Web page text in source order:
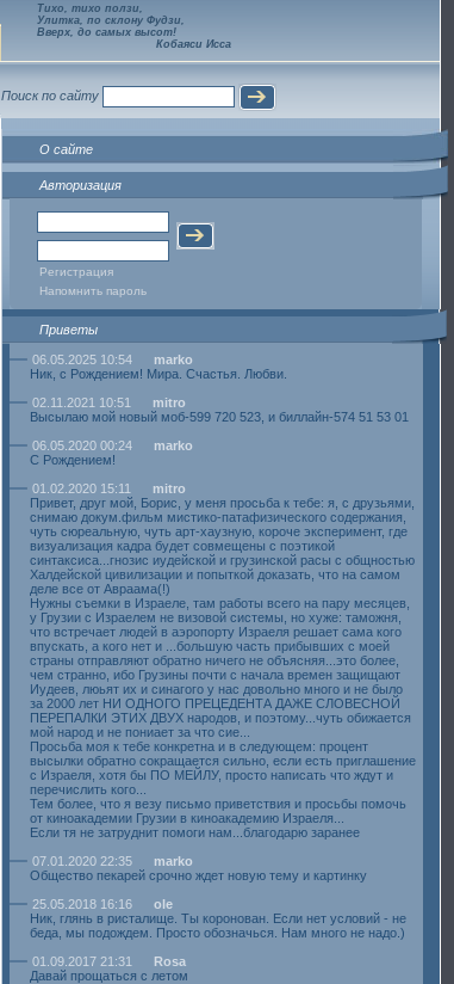
Тихо, тихо ползи,
Улитка, по склону Фудзи,
Вверх, до самых высот!
Кобаяси Исса
Поиск по сайту
О сайте
Авторизация
Регистрация
Напомнить пароль
Приветы
06.05.2025 10:54
marko
Ник, с Рождением! Мира. Счастья. Любви.
02.11.2021 10:51
mitro
Высылаю мой новый моб-599 720 523, и биллайн-574 51 53 01
06.05.2020 00:24
marko
С Рождением!
01.02.2020 15:11
mitro
Привет, друг мой, Борис, у меня просьба к тебе: я, с друзьями,
снимаю докум.фильм мистико-патафизического содержания,
чуть сюреальную, чуть арт-хаузную, короче эксперимент, где
визуализация кадра будет совмещены с поэтикой
синтаксиса...гнозис иудейской и грузинской расы с общностью
Халдейской цивилизации и попыткой доказать, что на самом
деле все от Авраама(!)
Нужны съемки в Израеле, там работы всего на пару месяцев,
у Грузии с Израелем не визовой системы, но хуже: таможня,
что встречает людей в аэропорту Израеля решает сама кого
впускать, а кого нет и ...большую часть прибывших с моей
страны отправляют обратно ничего не объясняя...это более,
чем странно, ибо Грузины почти с начала времен защищают
Иудеев, люьят их и синагого у нас довольно много и не было
за 2000 лет НИ ОДНОГО ПРЕЦЕДЕНТА ДАЖЕ СЛОВЕСНОЙ
ПЕРЕПАЛКИ ЭТИХ ДВУХ народов, и поэтому...чуть обижается
мой народ и не пониает за что сие...
Просьба моя к тебе конкретна и в следующем: процент
высылки обратно сокращается сильно, если есть приглашение
с Израеля, хотя бы ПО МЕЙЛУ, просто написать что ждут и
перечислить кого...
Тем более, что я везу письмо приветствия и просьбы помочь
от киноакадемии Грузии в киноакадемию Израеля...
Если тя не затруднит помоги нам...благодарю заранее
07.01.2020 22:35
marko
Общество пекарей срочно ждет новую тему и картинку
25.05.2018 16:16
ole
Ник, глянь в ристалище. Ты коронован. Если нет условий - не
беда, мы подождем. Просто обозначься. Нам много не надо.)
01.09.2017 21:31
Rosa
Давай прощаться с летом